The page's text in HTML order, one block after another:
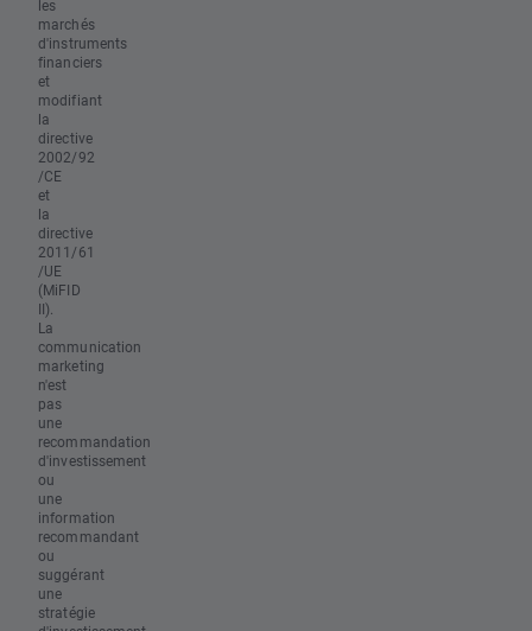
les
marchés
d'instruments
financiers
et
modifiant
la
directive
2002/92
/CE
et
la
directive
2011/61
/UE
(MiFID
II).
La
communication
marketing
n'est
pas
une
recommandation
d'investissement
ou
une
information
recommandant
ou
suggérant
une
stratégie